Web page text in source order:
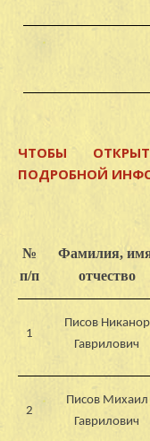
ЧТОБЫ
ПОДРОБНОЙ
№
п/п
Фамилия,
отчество
1
Писов Никанор
Гаврилович
2
Писов Михаил
Гаврилович